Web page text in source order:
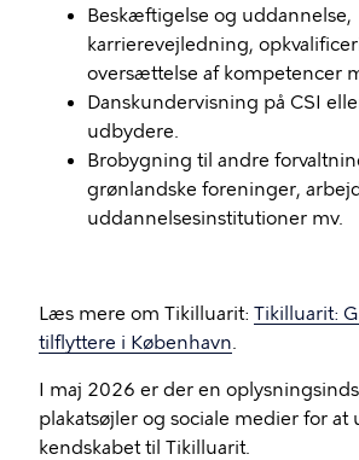
Beskæftigelse og uddannelse,
karrierevejledning,
oversættelse af kompetencer
Danskundervisning på CSI
udbydere.
Brobygning til andre
grønlandske foreninger,
uddannelsesinstitutioner mv.
Læs mere om Tikilluarit: Tikilluarit:
tilflyttere i København.
I maj 2026 er der en
plakatsøjler og sociale medier for at
kendskabet til Tikilluarit.